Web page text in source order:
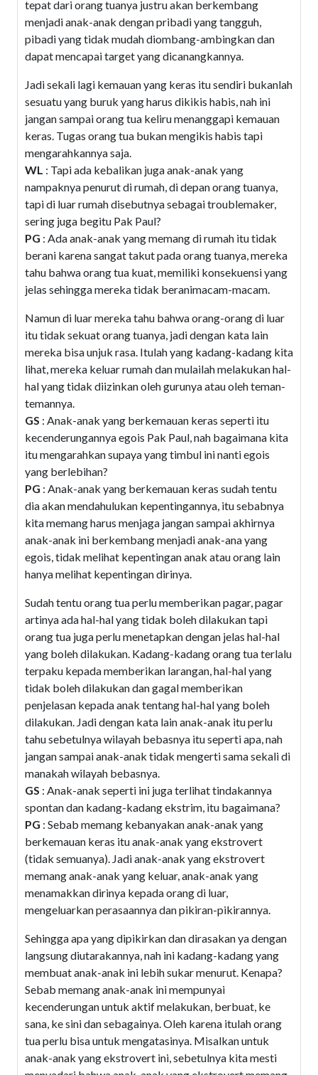
tepat dari orang tuanya justru akan berkembang
menjadi anak-anak dengan pribadi yang tangguh,
pibadi yang tidak mudah diombang-ambingkan dan
dapat mencapai target yang dicanangkannya.
Jadi sekali lagi kemauan yang keras itu sendiri bukanlah
sesuatu yang buruk yang harus dikikis habis, nah ini
jangan sampai orang tua keliru menanggapi kemauan
keras. Tugas orang tua bukan mengikis habis tapi
mengarahkannya saja.
WL : Tapi ada kebalikan juga anak-anak yang
nampaknya penurut di rumah, di depan orang tuanya,
tapi di luar rumah disebutnya sebagai troublemaker,
sering juga begitu Pak Paul?
PG : Ada anak-anak yang memang di rumah itu tidak
berani karena sangat takut pada orang tuanya, mereka
tahu bahwa orang tua kuat, memiliki konsekuensi yang
jelas sehingga mereka tidak beranimacam-macam.
Namun di luar mereka tahu bahwa orang-orang di luar
itu tidak sekuat orang tuanya, jadi dengan kata lain
mereka bisa unjuk rasa. Itulah yang kadang-kadang kita
lihat, mereka keluar rumah dan mulailah melakukan hal-
hal yang tidak diizinkan oleh gurunya atau oleh teman-
temannya.
GS : Anak-anak yang berkemauan keras seperti itu
kecenderungannya egois Pak Paul, nah bagaimana kita
itu mengarahkan supaya yang timbul ini nanti egois
yang berlebihan?
PG : Anak-anak yang berkemauan keras sudah tentu
dia akan mendahulukan kepentingannya, itu sebabnya
kita memang harus menjaga jangan sampai akhirnya
anak-anak ini berkembang menjadi anak-ana yang
egois, tidak melihat kepentingan anak atau orang lain
hanya melihat kepentingan dirinya.
Sudah tentu orang tua perlu memberikan pagar, pagar
artinya ada hal-hal yang tidak boleh dilakukan tapi
orang tua juga perlu menetapkan dengan jelas hal-hal
yang boleh dilakukan. Kadang-kadang orang tua terlalu
terpaku kepada memberikan larangan, hal-hal yang
tidak boleh dilakukan dan gagal memberikan
penjelasan kepada anak tentang hal-hal yang boleh
dilakukan. Jadi dengan kata lain anak-anak itu perlu
tahu sebetulnya wilayah bebasnya itu seperti apa, nah
jangan sampai anak-anak tidak mengerti sama sekali di
manakah wilayah bebasnya.
GS : Anak-anak seperti ini juga terlihat tindakannya
spontan dan kadang-kadang ekstrim, itu bagaimana?
PG : Sebab memang kebanyakan anak-anak yang
berkemauan keras itu anak-anak yang ekstrovert
(tidak semuanya). Jadi anak-anak yang ekstrovert
memang anak-anak yang keluar, anak-anak yang
menamakkan dirinya kepada orang di luar,
mengeluarkan perasaannya dan pikiran-pikirannya.
Sehingga apa yang dipikirkan dan dirasakan ya dengan
langsung diutarakannya, nah ini kadang-kadang yang
membuat anak-anak ini lebih sukar menurut. Kenapa?
Sebab memang anak-anak ini mempunyai
kecenderungan untuk aktif melakukan, berbuat, ke
sana, ke sini dan sebagainya. Oleh karena itulah orang
tua perlu bisa untuk mengatasinya. Misalkan untuk
anak-anak yang ekstrovert ini, sebetulnya kita mesti